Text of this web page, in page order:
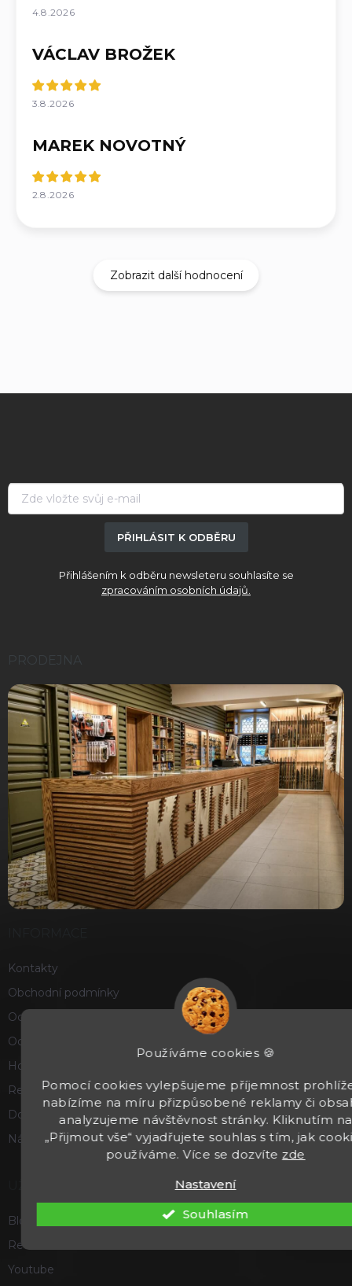
Používáme cookies 🍪
Pomocí cookies vylepšujeme příjemnost
nabízíme na míru přizpůsobené reklamy či
analyzujeme návštěvnost stránky. Kliknutím na
„Přijmout vše“ vyjadřujete souhlas s tím, jak
používáme. Více se dozvíte zde
Nastavení
Souhlasím
4.8.2026
VÁCLAV BROŽEK
3.8.2026
MAREK NOVOTNÝ
2.8.2026
Zobrazit další hodnocení
PŘIHLÁSIT K ODBĚRU
Přihlášením k odběru newsleteru souhlasíte se
zpracováním osobních údajů.
PRODEJNA
Kontakty
Obchodní podmínky
Ochrana osobních údajů
Odstoupení od smlouvy
Hodnocení obchodu
Reklamace a vrácení zboží
Doprava a platba
Náš příběh
Blog
Recenze a hodnocení
Youtube